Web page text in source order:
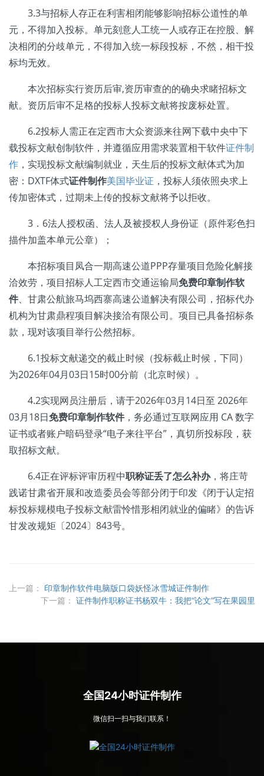
3.3与招标人存正在利害相闭能够影响招标公道性的单
元，不得加入投标。单元刻意人工统一人或存正在控股、解
决相闭的分歧单元，不得加入统一标段投标，不然，相干投
标均无效。
本次招标实行资历后审,资历审查的的确央求睹招标文
献。资历后审不足格的投标人投标文献将按废标处置。
6.2投标人需正在定西市大众资源来往网下载中央中下
载投标文献创制软件，并遵循应用需求装置相干软件证件制
作 ，实现投标文献编制就业，天生后的投标文献体式为加
密：DXTF体式证件制作美国毕业证 ，投标人须依照央求上
传加密体式，过期未上传的投标文献将予以拒收。
3．6法人授权函、法人及被授权人身份证（原件彩色扫
描件加盖本单元公章）；
本招标项目凤合一期高速公道PPP存量项目危险化解接
洽效劳，项目招标人工定西市交通运输局免费印章制作软
件、甘肃公航旅马坞西寨高速公道解决有限公司，招标代办
机构为甘肃鼎程项目解决接洽有限公司。项目已具备招标条
款，现对该项目举行公然招标。
6.1投标文献递交的截止时候（投标截止时候，下同）
为2026年04月03日15时00分前（北京时候）。
4.2实现网员注册后，请于2026年03月14日至 2026年
03月18日免费印章制作软件，务必通过互联网应用 CA 数字
证书或者账户暗码登录“电子来往平台”，真切所投标段，获
取招标文献。
6.4正在评标评审历程中职称证丢了怎么补办，将庄苛
践诺甘肃省开展和改造委员会等部分闭于印发《闭于认定招
标投标规模电子投标文献雷怜惜形相闭就业的偏睹》的告诉
甘发改规矩〔2024〕843号。
上一篇：
印章制作软件电脑版口袋妖怪冰雪城证件制作
下一篇： 证件制作职称证书杨双牛：我把“论文”写在果园里
全国24小时证件制作
微信扫一扫与我们联系！